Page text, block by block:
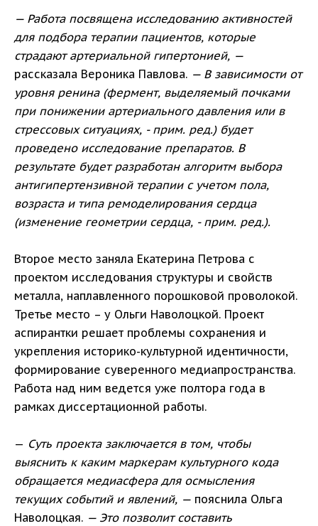
— Работа посвящена исследованию активностей
для подбора терапии пациентов, которые
страдают артериальной гипертонией, —
рассказала Вероника Павлова. — В зависимости от
уровня ренина (фермент, выделяемый почками
при понижении артериального давления или в
стрессовых ситуациях, - прим. ред.) будет
проведено исследование препаратов. В
результате будет разработан алгоритм выбора
антигипертензивной терапии с учетом пола,
возраста и типа ремоделирования сердца
(изменение геометрии сердца, - прим. ред.).
Второе место заняла Екатерина Петрова с
проектом исследования структуры и свойств
металла, наплавленного порошковой проволокой.
Третье место – у Ольги Наволоцкой. Проект
аспирантки решает проблемы сохранения и
укрепления историко-культурной идентичности,
формирование суверенного медиапространства.
Работа над ним ведется уже полтора года в
рамках диссертационной работы.
— Суть проекта заключается в том, чтобы
выяснить к каким маркерам культурного кода
обращается медиасфера для осмысления
текущих событий и явлений, — пояснила Ольга
Наволоцкая. — Это позволит составить